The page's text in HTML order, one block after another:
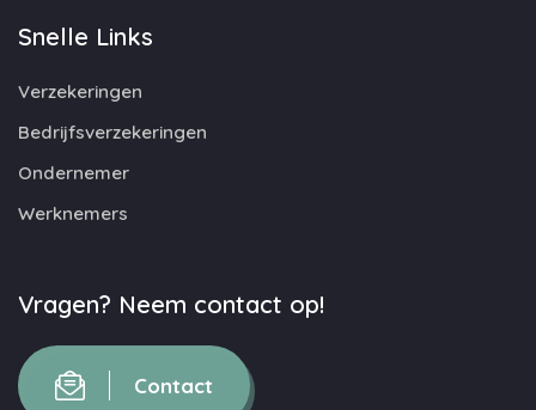
Snelle Links
Verzekeringen
Bedrijfsverzekeringen
Ondernemer
Werknemers
Vragen? Neem contact op!
Contact